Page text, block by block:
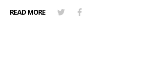
READ MORE